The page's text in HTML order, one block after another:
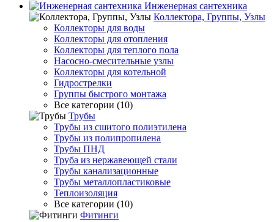
Инженерная сантехника
Коллектора, Группы, Узлы
Коллекторы для воды
Коллекторы для отопления
Коллекторы для теплого пола
Насосно-смесительные узлы
Коллекторы для котельной
Гидрострелки
Группы быстрого монтажа
Все категории (10)
Трубы
Трубы из сшитого полиэтилена
Трубы из полипропилена
Трубы ПНД
Труба из нержавеющей стали
Трубы канализационные
Трубы металлопластиковые
Теплоизоляция
Все категории (10)
Фитинги